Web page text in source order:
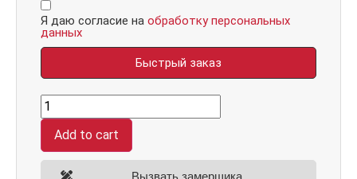
Я даю согласие на обработку персональных
данных
Быстрый заказ
Континент,
панель
012
Клен
светлый
16
Add to cart